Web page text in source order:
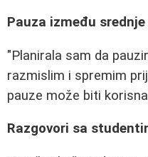
Pauza između
"Planirala sam da
razmislim i spremim
pauze može biti
Razgovori sa